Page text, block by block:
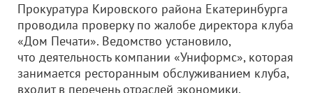
Прокуратура Кировского района Екатеринбурга
проводила проверку по жалобе директора клуба
«Дом Печати». Ведомство установило,
что деятельность компании «Униформс», которая
занимается ресторанным обслуживанием клуба,
входит в перечень отраслей экономики,